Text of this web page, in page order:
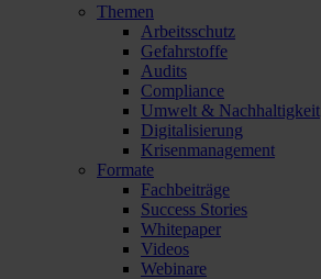
Themen
Arbeitsschutz
Gefahrstoffe
Audits
Compliance
Umwelt & Nachhaltigkeit
Digitalisierung
Krisenmanagement
Formate
Fachbeiträge
Success Stories
Whitepaper
Videos
Webinare